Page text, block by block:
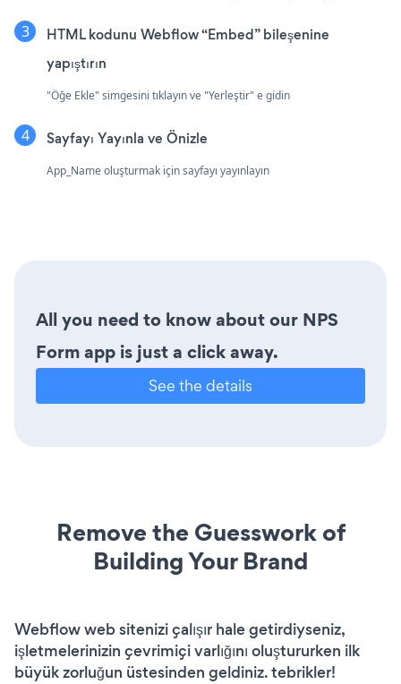
HTML kodunu Webflow “Embed” bileşenine
yapıştırın
"Öğe Ekle" simgesini tıklayın ve "Yerleştir" e gidin
Sayfayı Yayınla ve Önizle
App_Name oluşturmak için sayfayı yayınlayın
All you need to know about our NPS
Form app is just a click away.
See the details
Remove the Guesswork of
Building Your Brand
Webflow web sitenizi çalışır hale getirdiyseniz,
işletmelerinizin çevrimiçi varlığını oluştururken ilk
büyük zorluğun üstesinden geldiniz. tebrikler!